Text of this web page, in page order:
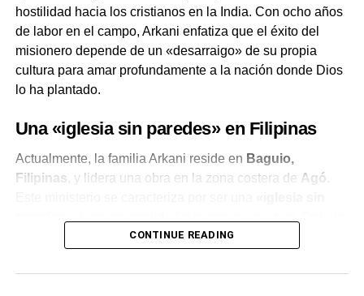
hostilidad hacia los cristianos en la India. Con ocho años
de labor en el campo, Arkani enfatiza que el éxito del
misionero depende de un «desarraigo» de su propia
cultura para amar profundamente a la nación donde Dios
lo ha plantado.
Una «iglesia sin paredes» en Filipinas
Actualmente, la familia Arkani reside en Baguio,
Filipinas , y lidera una obra en la zona costera de Agó
a la falta de recursos, el recinto solo cuenta con un techo
constantes de la región.
CONTINUE READING